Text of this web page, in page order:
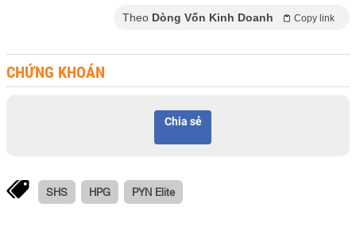
Theo Dòng Vốn Kinh Doanh Copy link
CHỨNG KHOÁN
Chia sẻ
SHS HPG PYN Elite